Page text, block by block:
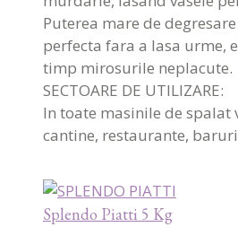
Puterea mare de
perfecta fara a lasa urme,
timp mirosurile neplacute.
SECTOARE DE UTILIZARE:
In toate masinile de spalat
cantine, restaurante,
Splendo Piatti 5 Kg